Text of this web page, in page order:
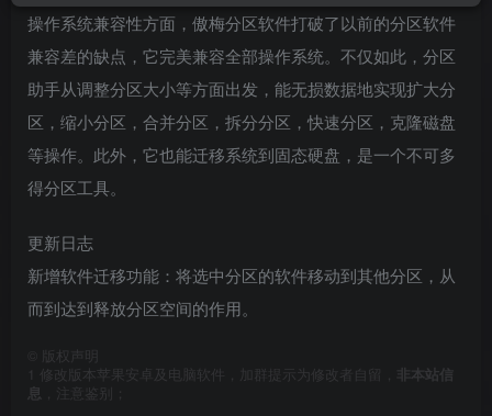
操作系统兼容性方面，傲梅分区软件打破了以前的分区软件
兼容差的缺点，它完美兼容全部操作系统。不仅如此，分区
助手从调整分区大小等方面出发，能无损数据地实现扩大分
区，缩小分区，合并分区，拆分分区，快速分区，克隆磁盘
等操作。此外，它也能迁移系统到固态硬盘，是一个不可多
得分区工具。
更新日志
新增软件迁移功能：将选中分区的软件移动到其他分区，从
而到达到释放分区空间的作用。
版权声明
1
修改版本苹果安卓及电脑软件，加群提示为修改者自留，
非本站信
息 ，注意鉴别；